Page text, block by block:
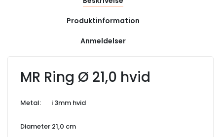
Produktinformation
Anmeldelser
MR Ring Ø 21,0 hvid
Metal: i 3mm hvid
Diameter 21,0 cm